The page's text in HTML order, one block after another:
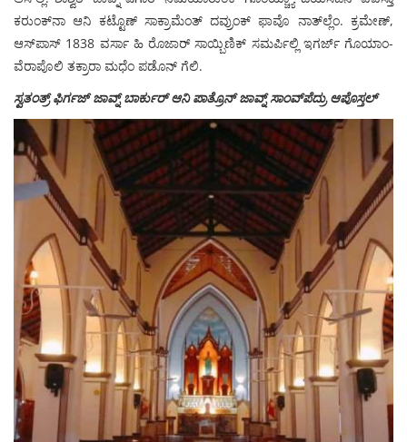
ಕರುಂಕ್‍ನಾ ಆನಿ ಕಟ್ಟೊಣ್ ಸಾಕ್ರಾಮೆಂತ್ ದವ್ರುಂಕ್ ಫಾವೊ ನಾತ್‍ಲ್ಲೆಂ. ಕ್ರಮೇಣ್,
ಆಸ್‍ಪಾಸ್ 1838 ವರ್ಸಾ ಹಿ ರೊಜಾರ್ ಸಾಯ್ಬಿಣಿಕ್ ಸಮರ್ಪಿಲ್ಲಿ ಇಗರ್ಜ್ ಗೊಯಾಂ-
ವೆರಾಪೊಲಿ ತಕ್ರಾರಾ ಮಧೆಂ ಪಡೊನ್ ಗೆಲಿ.
ಸ್ವತಂತ್ರ್ ಫಿರ್ಗಜ್ ಜಾವ್ನ್ ಬಾರ್ಕುರ್ ಆನಿ ಪಾತ್ರೊನ್ ಜಾವ್ನ್ ಸಾಂವ್‍ಪೆದ್ರು ಆಪೊಸ್ತಲ್